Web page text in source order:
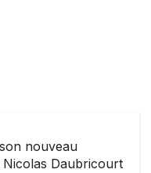
nouveau
Daubricourt